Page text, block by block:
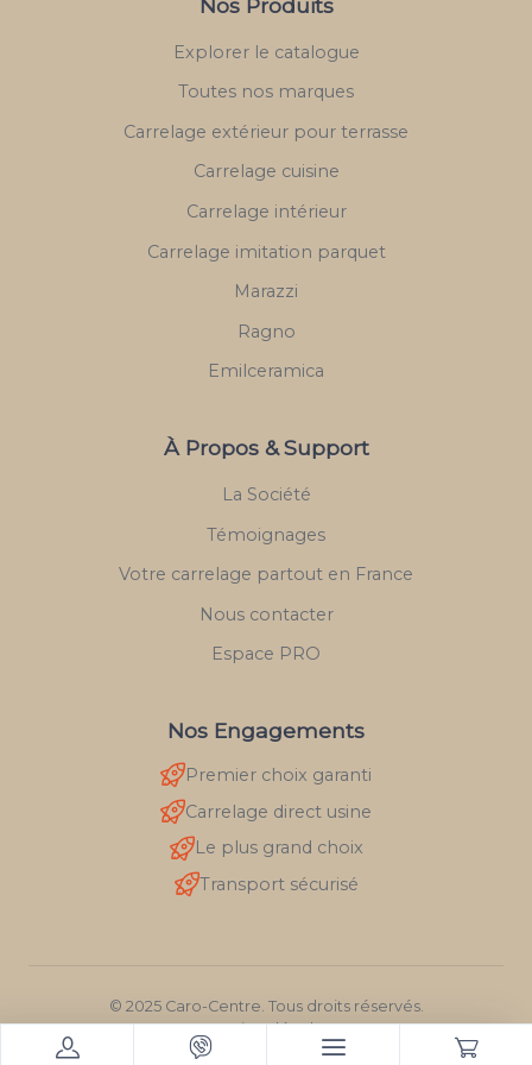
Explorer le catalogue
Toutes nos marques
Carrelage extérieur pour terrasse
Carrelage cuisine
Carrelage intérieur
Carrelage imitation parquet
Marazzi
Ragno
Emilceramica
À Propos & Support
La Société
Témoignages
Votre carrelage partout en France
Nous contacter
Espace PRO
Nos Engagements
Premier choix garanti
Carrelage direct usine
Le plus grand choix
Transport sécurisé
© 2025 Caro-Centre. Tous droits réservés.
Mentions légales